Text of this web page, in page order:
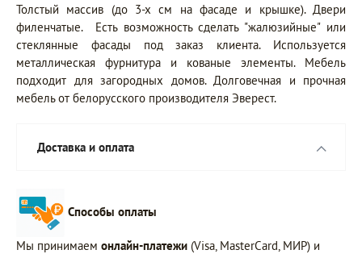
Толстый массив (до 3-х см на фасаде и крышке). Двери
филенчатые. Есть возможность сделать "жалюзийные" или
стеклянные фасады под заказ клиента. Используется
металлическая фурнитура и кованые элементы. Мебель
подходит для загородных домов. Долговечная и прочная
мебель от белорусского производителя Эверест.
Доставка и оплата
Способы оплаты
Мы принимаем онлайн-платежи (Visa, MasterCard, МИР) и